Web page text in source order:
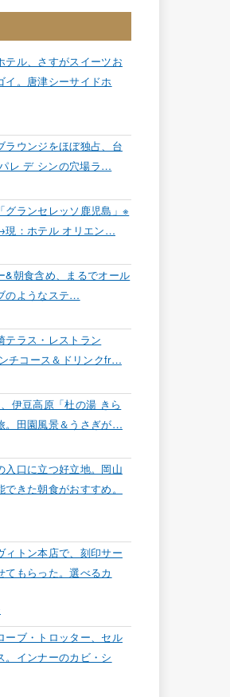
テル、さすがスイーツお
イ。唐津シーサイドホ
ラウンジをほぼ独占、台
レ デ シンの穴場ラ…
グランセレッソ鹿児島」※
現：ホテル オリエン…
&朝食含め、まるでオール
のようなステ…
テラス・レストラン
チコース＆ドリンクfr…
伊豆高原「杜の湯 きら
。田園風景＆うさぎが…
入口に立つ好立地。岡山
きた朝食がおすすめ。
ィトン本店で、刻印サー
てもらった。選べるカ
ーブ・トロッター、セル
。インナーのカビ・シ